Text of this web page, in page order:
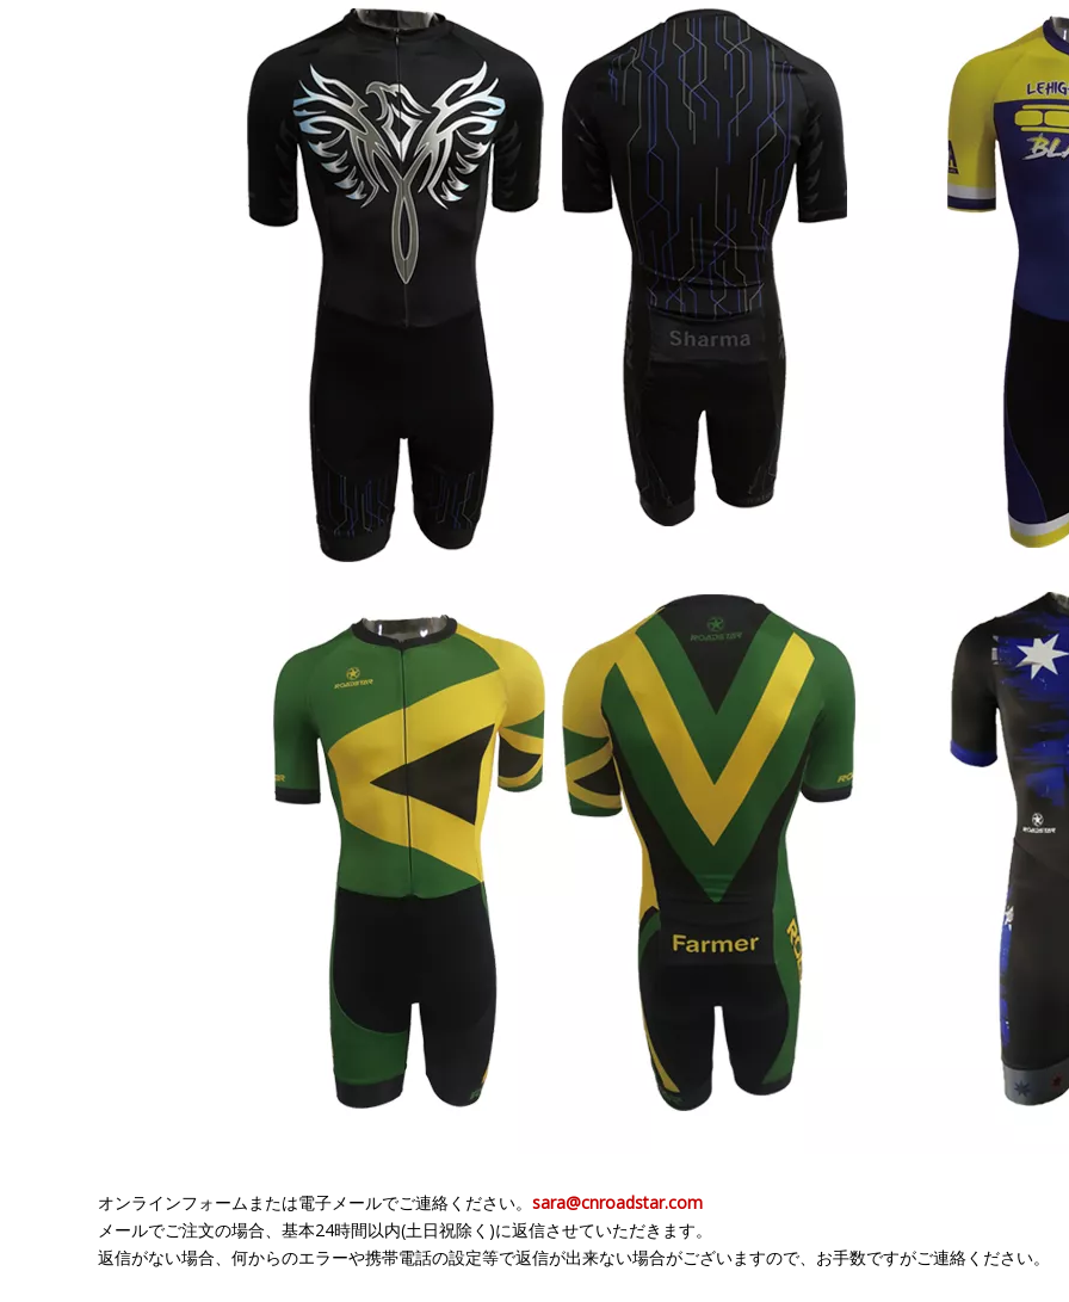
オンラインフォームまたは電子メールでご連絡ください。 sara@cnroadstar.com
メールでご注文の場合、基本24時間以内(土日祝除く)に返信させていただきます。
返信がない場合、何からのエラーや携帯電話の設定等で返信が出来ない場合がございますので、お手数ですがご連絡ください。